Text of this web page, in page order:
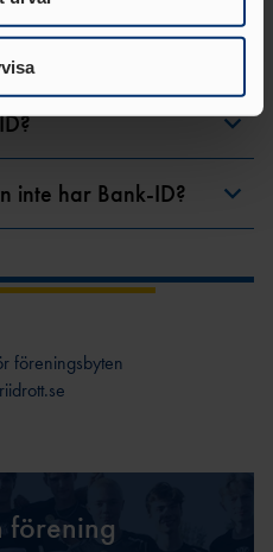
informationen med annan
eller som de har
tjänster.
ett byte med
inte har Bank-ID?
föreningsbyten
förening